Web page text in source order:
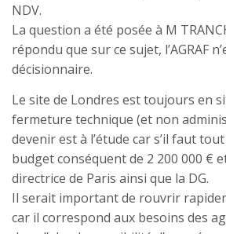
NDV.
La question a été posée à M
répondu que sur ce sujet, l’AGRAF
décisionnaire.
Le site de Londres est toujours en
fermeture technique (et non
devenir est à l’étude car s’il faut
budget conséquent de 2 200 000 €
directrice de Paris ainsi que la DG.
Il serait important de rouvrir
car il correspond aux besoins des